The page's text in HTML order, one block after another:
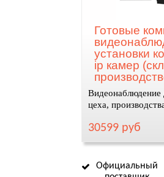
Готовые
установки
ip камер
Видеонаблюдение
цеха,
30599 руб
Официальный